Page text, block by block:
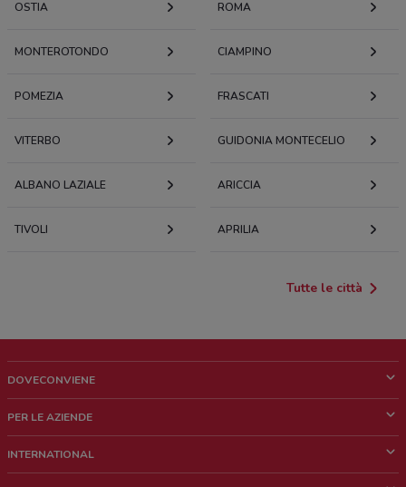
OSTIA ROMA
MONTEROTONDO CIAMPINO
POMEZIA FRASCATI
VITERBO GUIDONIA MONTECELIO
ALBANO LAZIALE ARICCIA
TIVOLI APRILIA
Tutte le città
DOVECONVIENE
Chi siamo
PER LE AZIENDE
Richieste commerciali e marketing
INTERNATIONAL